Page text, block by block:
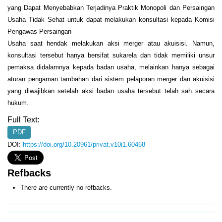
yang Dapat Menyebabkan Terjadinya Praktik Monopoli dan Persaingan
Usaha Tidak Sehat untuk dapat melakukan konsultasi kepada Komisi
Pengawas Persaingan
Usaha saat hendak melakukan aksi merger atau akuisisi. Namun,
konsultasi tersebut hanya bersifat sukarela dan tidak memiliki unsur
pemaksa didalamnya kepada badan usaha, melainkan hanya sebagai
aturan pengaman tambahan dari sistem pelaporan merger dan akuisisi
yang diwajibkan setelah aksi badan usaha tersebut telah sah secara
hukum.
Full Text:
PDF
DOI: https://doi.org/10.20961/privat.v10i1.60468
Refbacks
There are currently no refbacks.